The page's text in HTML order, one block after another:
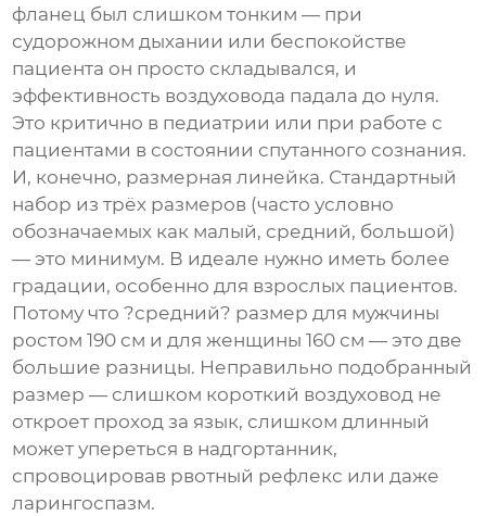
фланец был слишком тонким — при
судорожном дыхании или беспокойстве
пациента он просто складывался, и
эффективность воздуховода падала до нуля.
Это критично в педиатрии или при работе с
пациентами в состоянии спутанного сознания.
И, конечно, размерная линейка. Стандартный
набор из трёх размеров (часто условно
обозначаемых как малый, средний, большой)
— это минимум. В идеале нужно иметь более
градации, особенно для взрослых пациентов.
Потому что ?средний? размер для мужчины
ростом 190 см и для женщины 160 см — это две
большие разницы. Неправильно подобранный
размер — слишком короткий воздуховод не
откроет проход за язык, слишком длинный
может упереться в надгортанник,
спровоцировав рвотный рефлекс или даже
ларингоспазм.